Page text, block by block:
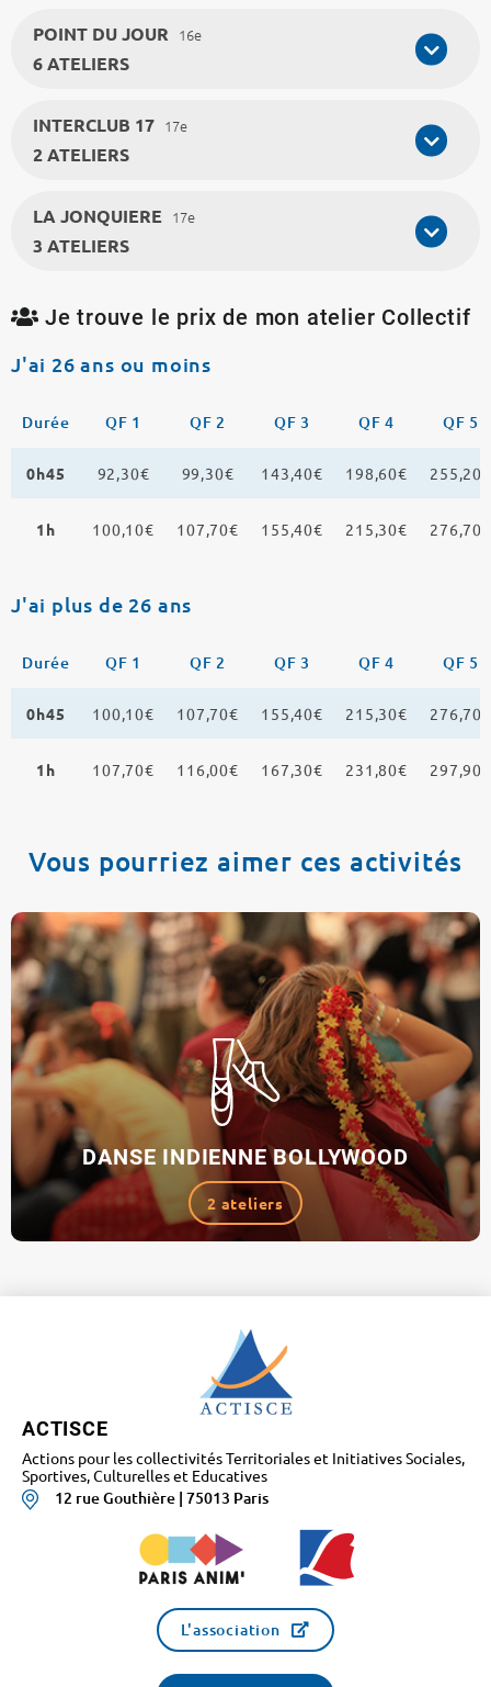
POINT DU JOUR 16e
6 ATELIERS
INTERCLUB 17 17e
2 ATELIERS
LA JONQUIERE 17e
3 ATELIERS
Je trouve le prix de mon atelier Collectif
J'ai 26 ans ou moins
Durée QF 1 QF 2 QF 3 QF 4 QF 5
0h45 92,30€ 99,30€ 143,40€ 198,60€ 255,20€
1h 100,10€ 107,70€ 155,40€ 215,30€ 276,70€
J'ai plus de 26 ans
Durée QF 1 QF 2 QF 3 QF 4 QF 5
0h45 100,10€ 107,70€ 155,40€ 215,30€ 276,70€
1h 107,70€ 116,00€ 167,30€ 231,80€ 297,90€
Vous pourriez aimer ces activités
DANSE INDIENNE BOLLYWOOD
2 ateliers
ACTISCE
Actions pour les collectivités Territoriales et Initiatives Sociales,
Sportives, Culturelles et Educatives
12 rue Gouthière | 75013 Paris
L'association